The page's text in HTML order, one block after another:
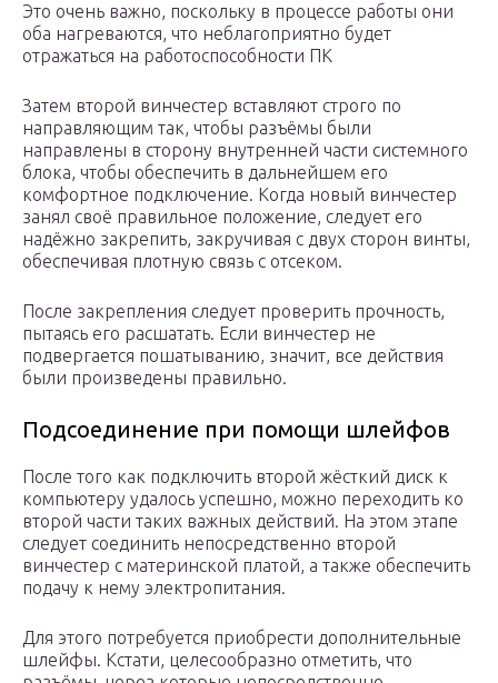
Это очень важно, поскольку в процессе работы они
оба нагреваются, что неблагоприятно будет
отражаться на работоспособности ПК
Затем второй винчестер вставляют строго по
направляющим так, чтобы разъёмы были
направлены в сторону внутренней части системного
блока, чтобы обеспечить в дальнейшем его
комфортное подключение. Когда новый винчестер
занял своё правильное положение, следует его
надёжно закрепить, закручивая с двух сторон винты,
обеспечивая плотную связь с отсеком.
После закрепления следует проверить прочность,
пытаясь его расшатать. Если винчестер не
подвергается пошатыванию, значит, все действия
были произведены правильно.
Подсоединение при помощи шлейфов
После того как подключить второй жёсткий диск к
компьютеру удалось успешно, можно переходить ко
второй части таких важных действий. На этом этапе
следует соединить непосредственно второй
винчестер с материнской платой, а также обеспечить
подачу к нему электропитания.
Для этого потребуется приобрести дополнительные
шлейфы. Кстати, целесообразно отметить, что